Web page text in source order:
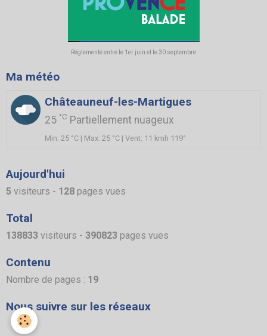
Réglementé entre le 1er juin et le 30 septembre
Ma météo
Châteauneuf-les-Martigues
25 °C Partiellement nuageux
Min: 25 °C | Max: 25 °C | Vent: 11 kmh 119°
Aujourd'hui
5 visiteurs - 128 pages vues
Total
138833 visiteurs - 390823 pages vues
Contenu
Nombre de pages : 19
Nous suivre sur les réseaux